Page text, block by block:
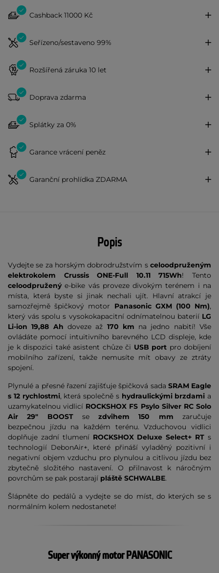
Cashback 11000 Kč
Seřízeno/sestaveno 99%
Rozšířená záruka 10 let
Doprava zdarma
Splátky za 0%
Garance vrácení peněz
Garanční prohlídka ZDARMA
Popis
Vydejte se za horským dobrodružstvím s celoodpruženým
elektrokolem CrussisONE-Full 10.11 715Wh! Tento
celoodpruženýe-bike vás proveze divokým terénem i na
místa, která byste si jinak nechali ujít. Hlavní atrakcí je
samozřejmě špičkový motor Panasonic GXM (100 Nm),
který vás spolu s vysokokapacitní odnímatelnou baterií LG
Li-ion 19,88 Ah doveze až 170 km na jedno nabití! Vše
ovládáte pomocí intuitivního barevného LCD displeje, kde
je k dispozici také asistent chůze či USB port pro dobíjení
mobilního zařízení, takže nemusíte mít obavy ze ztráty
spojení.
Plynulé a přesné řazení zajišťuje špičková sada SRAM Eagle
s 12 rychlostmi, která společně s hydraulickými brzdami a
uzamykatelnou vidlicí ROCKSHOX FS Psylo Silver RC Solo
Air 29" BOOST sezdvihem 150 mm zaručuje
bezpečnou jízdu na každém terénu. Vzduchovou vidlici
doplňuje zadní tlumení ROCKSHOX Deluxe Select+ RTs
technologií DebonAir+, které přináší vyladěný pozitivní i
negativní objem vzduchu pro plynulou a citlivou jízdu bez
zbytečně složitého nastavení.
O přilnavost k náročným
povrchům se pak postarají pláště SCHWALBE.
Šlápněte do pedálů a vydejte se do míst, do kterých se s
normálním kolem nedostanete!
Super výkonný motor PANASONIC